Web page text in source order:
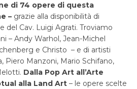
di 74 opere di questa
– grazie alla disponibilità di
del Cav. Luigi Agrati. Troviamo
– Andy Warhol, Jean-Michel
e Christo – e di artisti
Piero Manzoni, Mario Schifano,
Dalla Pop Art all’Arte
alla Land Art – le opere scelte